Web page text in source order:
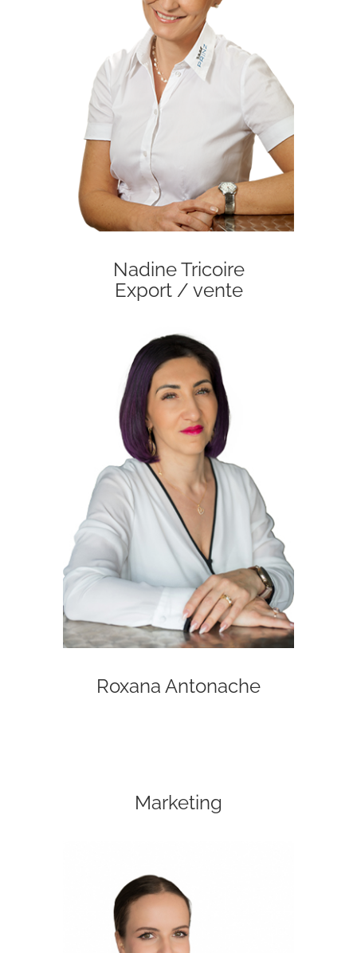
Nadine Tricoire
Export / vente
Roxana Antonache
Marketing